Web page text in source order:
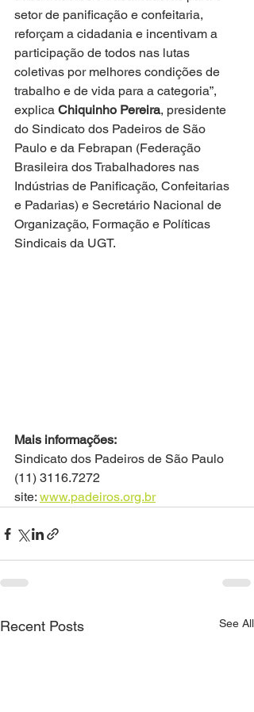
setor de panificação e confeitaria,
reforçam a cidadania e incentivam a
participação de todos nas lutas
coletivas por melhores condições de
trabalho e de vida para a categoria”,
explica Chiquinho Pereira, presidente
do Sindicato dos Padeiros de São
Paulo e da Febrapan (Federação
Brasileira dos Trabalhadores nas
Indústrias de Panificação, Confeitarias
e Padarias) e Secretário Nacional de
Organização, Formação e Políticas
Sindicais da UGT.
Mais informações:
Sindicato dos Padeiros de São Paulo
(11) 3116.7272
site: www.padeiros.org.br
Recent Posts See All